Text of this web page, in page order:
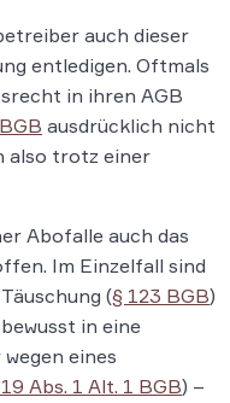
auch dieser
entledigen. Oftmals
in ihren AGB
ausdrücklich nicht
also trotz einer
Abofalle auch das
Im Einzelfall sind
(§ 123 BGB)
in eine
eines
Abs. 1 Alt. 1 BGB) –